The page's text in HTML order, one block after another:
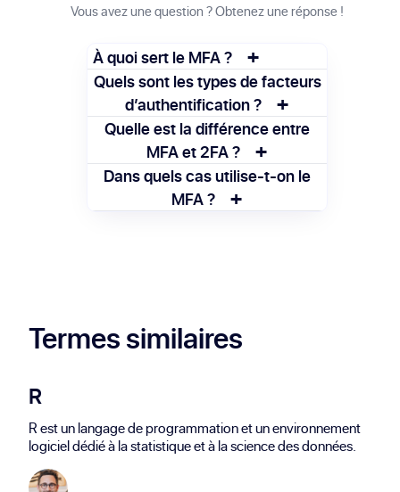
Vous avez une question ? Obtenez une réponse !
À quoi sert le MFA ? +
Le MFA sert à renforcer la sécurité des
connexions en exigeant plusieurs types de
vérification, limitant ainsi les risques
d'usurpation.
Quels sont les types de facteurs
d’authentification ?
+
Les facteurs incluent : quelque chose que
l’on connaît (mot de passe), que l’on
possède (téléphone), ou que l’on est
(empreinte digitale).
Quelle est la différence entre
MFA et 2FA ?
+
Le 2FA est une forme de MFA à deux
facteurs. Le MFA peut en intégrer plus de
deux pour une sécurité avancée.
Dans quels cas utilise-t-on le
MFA ?
+
Termes similaires
R
R est un langage de programmation et un environnement
logiciel dédié à la statistique et à la science des données.